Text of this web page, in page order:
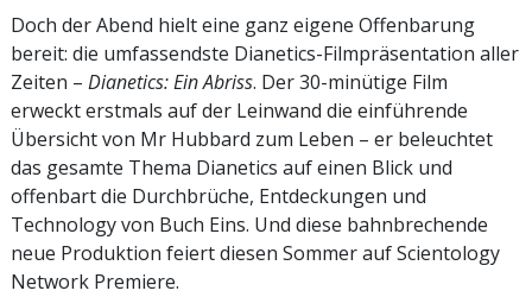
Doch der Abend hielt eine ganz eigene Offenbarung
bereit: die umfassendste Dianetics-Filmpräsentation aller
Zeiten – Dianetics: Ein Abriss. Der 30-minütige Film
erweckt erstmals auf der Leinwand die einführende
Übersicht von Mr Hubbard zum Leben – er beleuchtet
das gesamte Thema Dianetics auf einen Blick und
offenbart die Durchbrüche, Entdeckungen und
Technology von Buch Eins. Und diese bahnbrechende
neue Produktion feiert diesen Sommer auf Scientology
Network Premiere.